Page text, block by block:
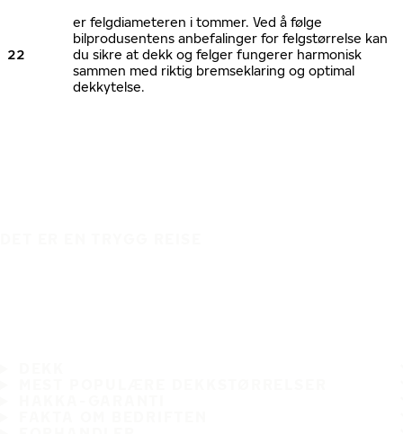
22
er felgdiameteren i tommer. Ved å følge
bilprodusentens anbefalinger for felgstørrelse kan
du sikre at dekk og felger fungerer harmonisk
sammen med riktig bremseklaring og optimal
dekkytelse.